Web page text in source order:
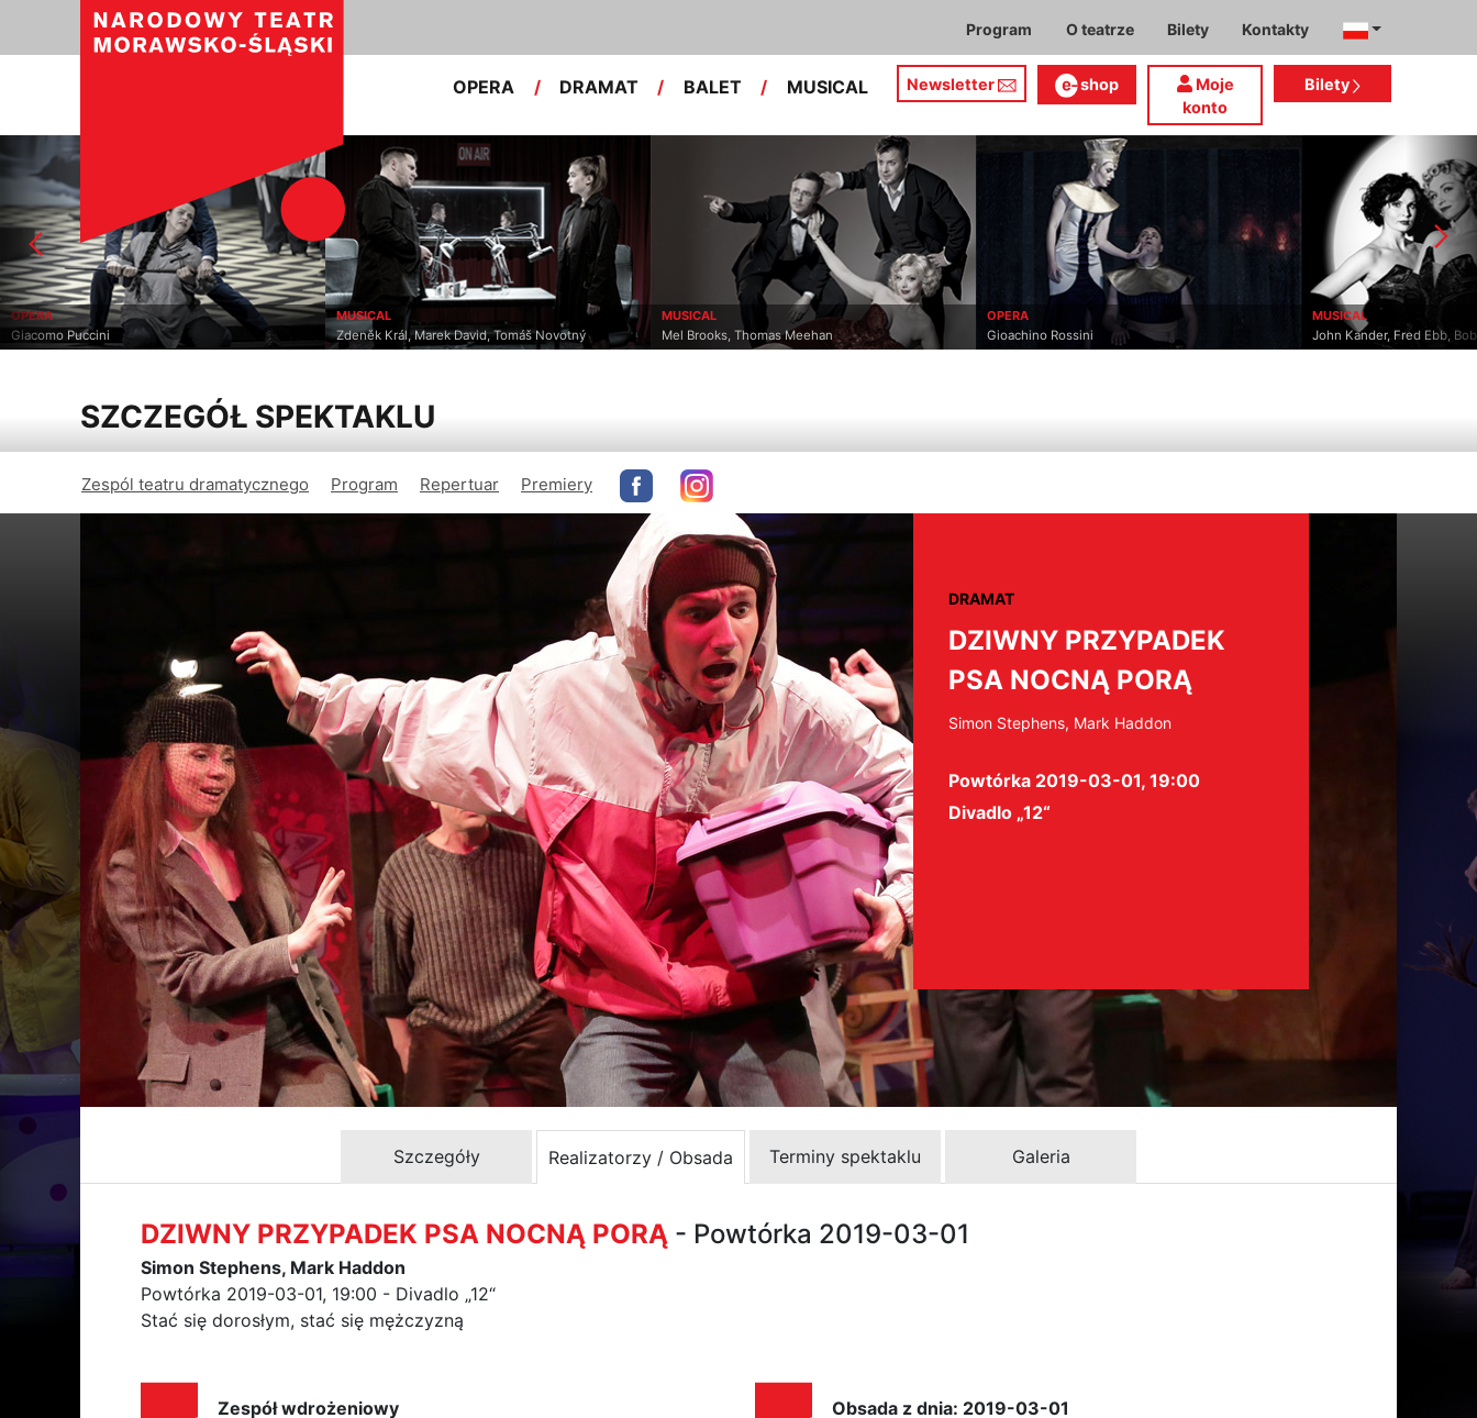
Program O teatrze Bilety Kontakty
OPERA / DRAMAT / BALET / MUSICAL Newsletter shop
Moje
konto
Bilety
OPERA
Giacomo Puccini
MUSICAL
Zdeněk Král, Marek David, Tomáš Novotný
MUSICAL
Mel Brooks, Thomas Meehan
OPERA
Gioachino Rossini
MUSICAL
John Kander, Fred Ebb,
SZCZEGÓŁ SPEKTAKLU
Zespól teatru dramatycznego Program Repertuar Premiery
DRAMAT
DZIWNY PRZYPADEK
PSA NOCNĄ PORĄ
Simon Stephens, Mark Haddon
Powtórka 2019-03-01, 19:00
Divadlo „12“
Szczegóły Realizatorzy / Obsada Terminy spektaklu Galeria
DZIWNY PRZYPADEK PSA NOCNĄ PORĄ - Powtórka 2019-03-01
Simon Stephens, Mark Haddon
Powtórka 2019-03-01, 19:00 - Divadlo „12“
Stać się dorosłym, stać się mężczyzną
Zespół wdrożeniowy Obsada z dnia: 2019-03-01